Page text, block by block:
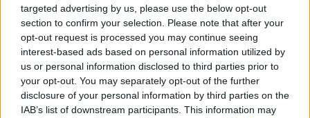
targeted advertising by us, please use the below opt-out
section to confirm your selection. Please note that after your
opt-out request is processed you may continue seeing
interest-based ads based on personal information utilized by
us or personal information disclosed to third parties prior to
your opt-out. You may separately opt-out of the further
disclosure of your personal information by third parties on the
IAB’s list of downstream participants. This information may
πόδια από τους πόνους, τα δυναμώνουν και τους
χαρίζουν ευλυγισία - Κάντε τις πριν το περπάτημα ή
την προπόνηση